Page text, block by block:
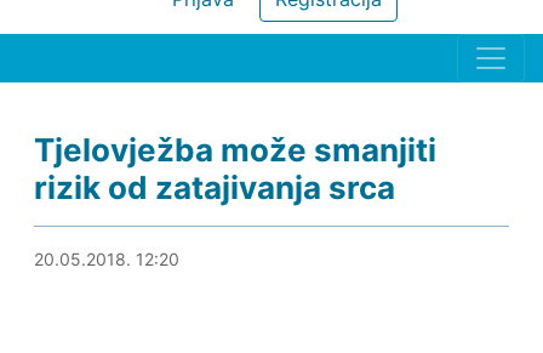
Tjelovježba može smanjiti
rizik od zatajivanja srca
20.05.2018. 12:34
20.05.2018. 12:20